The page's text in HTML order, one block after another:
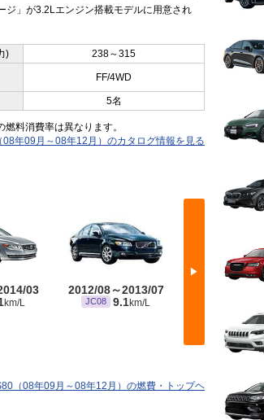
ジ」が3.2Lエンジン搭載モデルに用意され
)
238～315
FF/4WD
5名
料消費率は異なります。
08年09月～08年12月）のカタログ情報を見る
▶
03
km/L
2012/08～2013/07
JC08 9.1km/L
※ 10・15モード
（08年09月～08年12月）の燃費・トップヘ